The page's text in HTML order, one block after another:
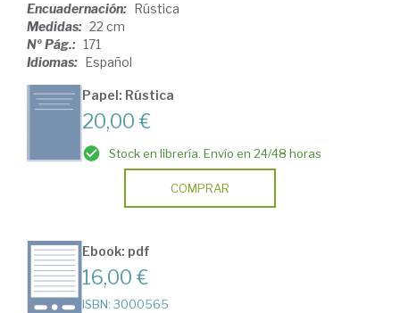
Encuadernación: Rústica
Medidas: 22 cm
Nº Pág.: 171
Idiomas: Español
Papel: Rústica
20,00 €
Stock en librería. Envío en 24/48 horas
COMPRAR
Ebook: pdf
16,00 €
ISBN: 3000565